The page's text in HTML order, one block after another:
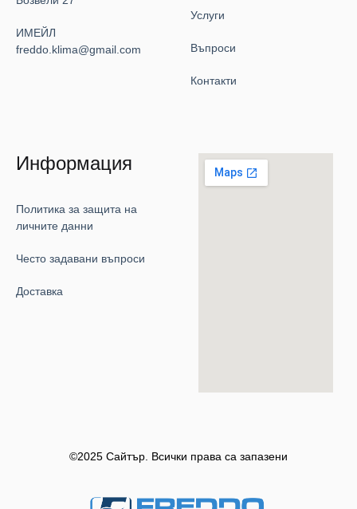
ИМЕЙЛ
freddo.klima@gmail.com
Услуги
Въпроси
Контакти
Информация
Политика за защита на
личните данни
Често задавани въпроси
Доставка
©2025 Сайтър. Всички права са запазени